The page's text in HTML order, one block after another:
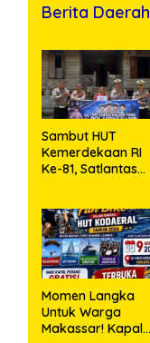
Berita Daerah
Sambut HUT
Kemerdekaan RI
Ke-81, Satlantas
Warga Kurang
Mampu
Momen Langka
Untuk Warga
Makassar! Kapal